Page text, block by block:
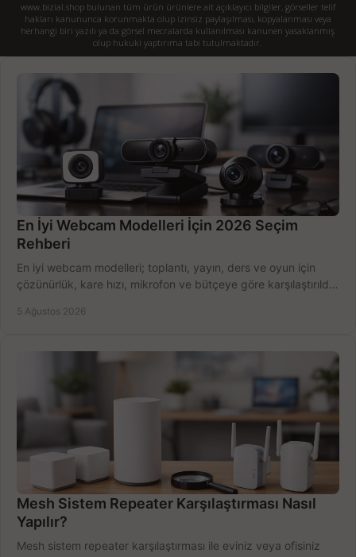
www.bizial.shop bulunan tüm ürün ürünlere ait açıklayıcı bilgiler, görseller telif
hakları kanununca korunmakta olup izinsiz paylaşılması, kopyalanması veya
herhangi biri yazılı ya da görsel mecralarda kullanılması kanunen yasaklanmış
olup hukuki yaptırıma tabi tutulmaktadır.
En İyi Webcam Modelleri İçin 2026 Seçim
Rehberi
En iyi webcam modelleri; toplantı, yayın, ders ve oyun için
çözünürlük, kare hızı, mikrofon ve bütçeye göre karşılaştırıldı.
5 Ağustos 2026
Mesh Sistem Repeater Karşılaştırması Nasıl
Yapılır?
Mesh sistem repeater karşılaştırması ile eviniz veya ofisiniz